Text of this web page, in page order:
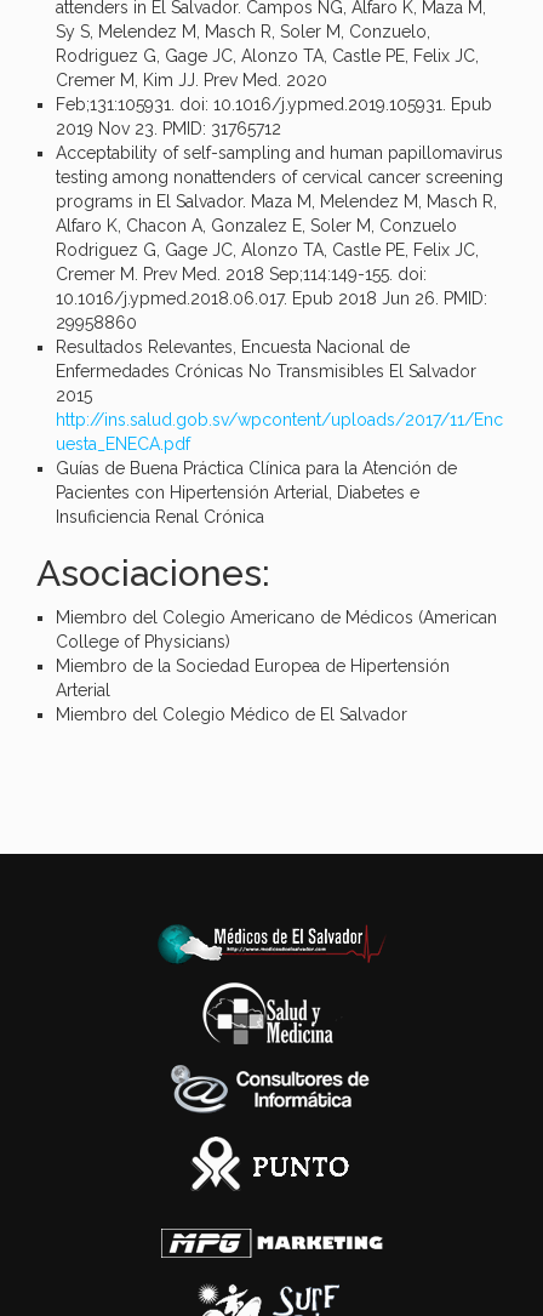
attenders in El Salvador. Campos NG, Alfaro K, Maza M,
Sy S, Melendez M, Masch R, Soler M, Conzuelo,
Rodriguez G, Gage JC, Alonzo TA, Castle PE, Felix JC,
Cremer M, Kim JJ. Prev Med. 2020
Feb;131:105931. doi: 10.1016/j.ypmed.2019.105931. Epub
2019 Nov 23. PMID: 31765712
Acceptability of self-sampling and human papillomavirus
testing among nonattenders of cervical cancer screening
programs in El Salvador. Maza M, Melendez M, Masch R,
Alfaro K, Chacon A, Gonzalez E, Soler M, Conzuelo
Rodriguez G, Gage JC, Alonzo TA, Castle PE, Felix JC,
Cremer M. Prev Med. 2018 Sep;114:149-155. doi:
10.1016/j.ypmed.2018.06.017. Epub 2018 Jun 26. PMID:
29958860
Resultados Relevantes, Encuesta Nacional de
Enfermedades Crónicas No Transmisibles El Salvador
2015
http://ins.salud.gob.sv/wpcontent/uploads/2017/11/Enc
uesta_ENECA.pdf
Guías de Buena Práctica Clínica para la Atención de
Pacientes con Hipertensión Arterial, Diabetes e
Insuficiencia Renal Crónica
Asociaciones:
Miembro del Colegio Americano de Médicos (American
College of Physicians)
Miembro de la Sociedad Europea de Hipertensión
Arterial
Miembro del Colegio Médico de El Salvador